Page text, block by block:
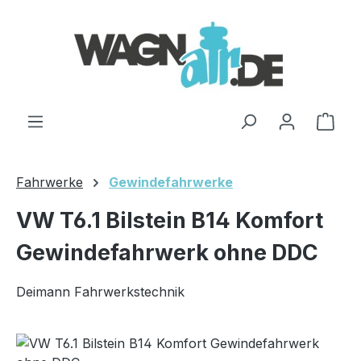
Fahrwerke Gewindefahrwerke
VW T6.1 Bilstein B14 Komfort
Gewindefahrwerk ohne DDC
Deimann Fahrwerkstechnik
Bildergalerie überspringen